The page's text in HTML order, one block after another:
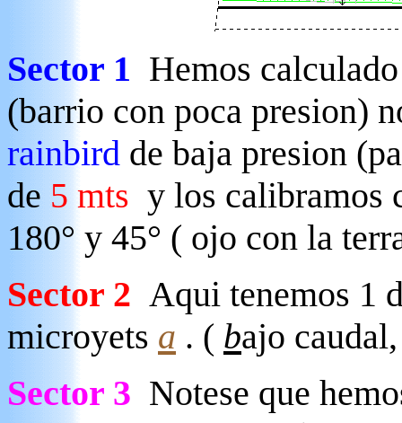
Sector 1 Hemos
(barrio con poca presion)
rainbird de baja presion
de 5 mts y los calibramos
180° y 45° ( ojo con la
Sector 2 Aqui tenemos 1
microyets a . ( bajo
Sector 3 Notese que